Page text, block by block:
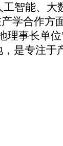
智能、
学合作
事长单
是专注于